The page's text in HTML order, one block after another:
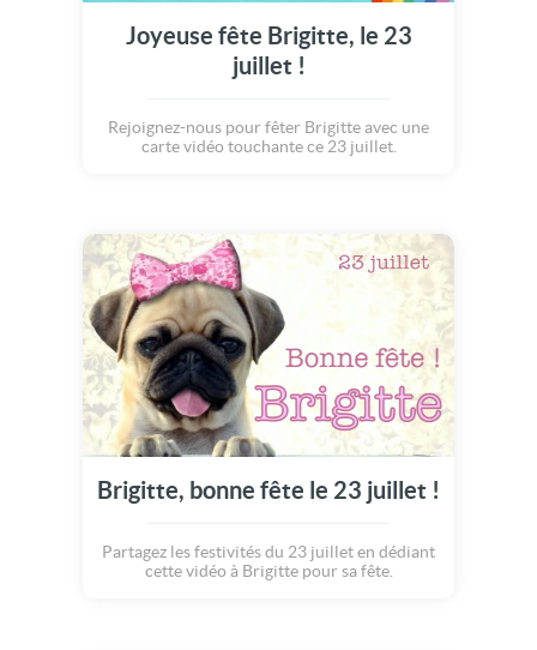
Joyeuse fête Brigitte, le 23
juillet !
Rejoignez-nous pour fêter Brigitte avec une
carte vidéo touchante ce 23 juillet.
Brigitte, bonne fête le 23 juillet !
Partagez les festivités du 23 juillet en dédiant
cette vidéo à Brigitte pour sa fête.